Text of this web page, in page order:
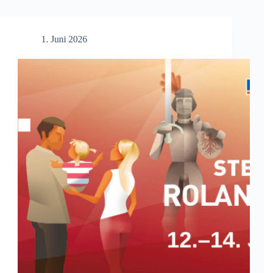
1. Juni 2026